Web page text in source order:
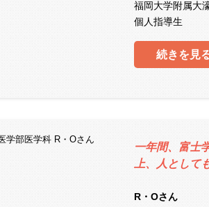
福岡大学附属大
個人指導生
続きを見
一年間、富士
上、人として
R・Oさん